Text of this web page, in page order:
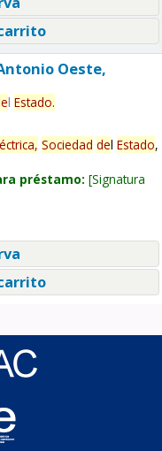
Oeste,
l Estado.
Sociedad del Estado,
préstamo: Signatura